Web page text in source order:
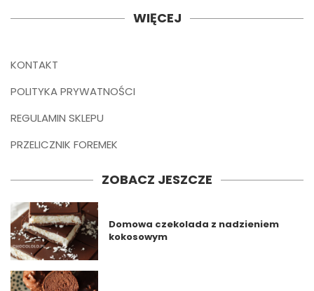
WIĘCEJ
KONTAKT
POLITYKA PRYWATNOŚCI
REGULAMIN SKLEPU
PRZELICZNIK FOREMEK
ZOBACZ JESZCZE
Domowa czekolada z nadzieniem
kokosowym